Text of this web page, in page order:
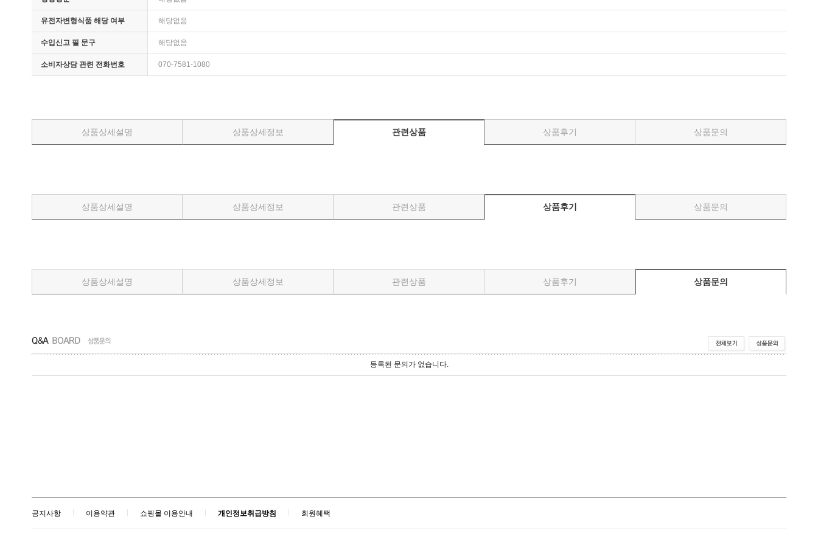
멸치
감태
젓갈류
개펄천일염
COMMUNITY
공지사항
유전자변형식품 해당 여부 해당없음
수입신고 필 문구 해당없음
소비자상담 관련 전화번호 070-7581-1080
상품상세설명 상품상세정보 관련상품 상품후기 상품문의
상품상세설명 상품상세정보 관련상품 상품후기 상품문의
상품상세설명 상품상세정보 관련상품 상품후기 상품문의
등록된 문의가 없습니다.
공지사항 이용약관 쇼핑몰 이용안내 개인정보취급방침 회원혜택